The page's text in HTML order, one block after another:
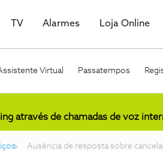
TV Alarmes Loja Online
Virtual Passatempos
através de chamadas de voz
Ausência de resposta sobre